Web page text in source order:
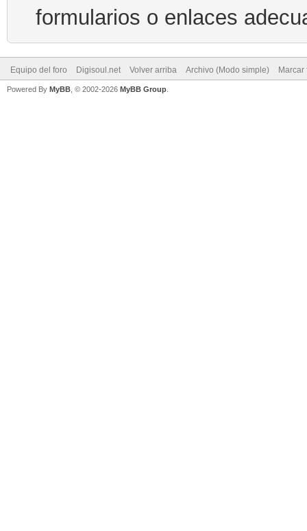
formularios o enlaces
Equipo del foro Digisoul.net Volver arriba Archivo (Modo simple)
Powered By MyBB , © 2002-2026 MyBB Group